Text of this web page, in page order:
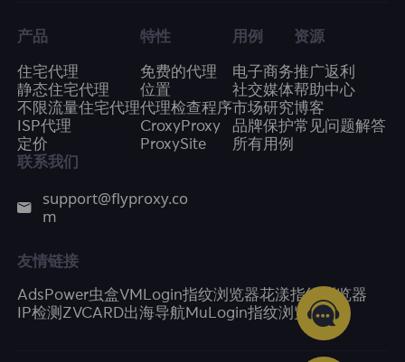
产品
住宅代理
静态住宅代理
不限流量住宅代理
ISP代理
定价
特性
免费的代理
位置
代理检查程序
CroxyProxy
ProxySite
用例
电子商务
社交媒体
市场研究
品牌保护
所有用例
资源
推广返利
帮助中心
博客
常见问题解答
联系我们
support@flyproxy.co
m
友情链接
AdsPower虫盒VMLogin指纹浏览器花漾指纹浏览器
IP检测 ZVCARD出海导航MuLogin指纹浏览器